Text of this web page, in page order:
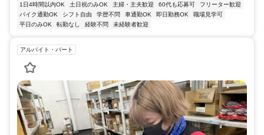
1日4時間以内OK
土日祝のみOK 主婦・主夫歓迎 60代も応募可
フリーター歓迎
バイク通勤OK
シフト自由 学歴不問 車通勤OK 即日勤務OK
職場見学可
平日のみOK
転勤なし 経験不問 未経験者歓迎
アルバイト・パート